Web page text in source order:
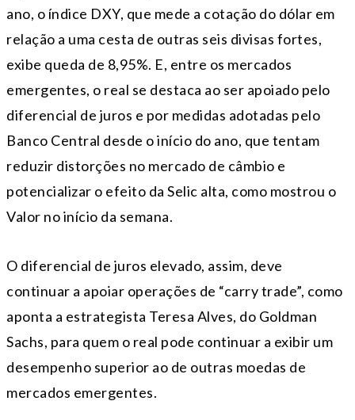
ano, o índice DXY, que mede a cotação do dólar em
relação a uma cesta de outras seis divisas fortes,
exibe queda de 8,95%. E, entre os mercados
emergentes, o real se destaca ao ser apoiado pelo
diferencial de juros e por medidas adotadas pelo
Banco Central desde o início do ano, que tentam
reduzir distorções no mercado de câmbio e
potencializar o efeito da Selic alta, como mostrou o
Valor no início da semana.
O diferencial de juros elevado, assim, deve
continuar a apoiar operações de “carry trade”, como
aponta a estrategista Teresa Alves, do Goldman
Sachs, para quem o real pode continuar a exibir um
desempenho superior ao de outras moedas de
mercados emergentes.